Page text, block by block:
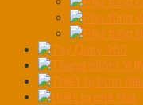
Phụ tùng
Phụ tùng
Tay Quay 360
Thang nhôm
Thiết bị bơm
thiết bị chà nhá